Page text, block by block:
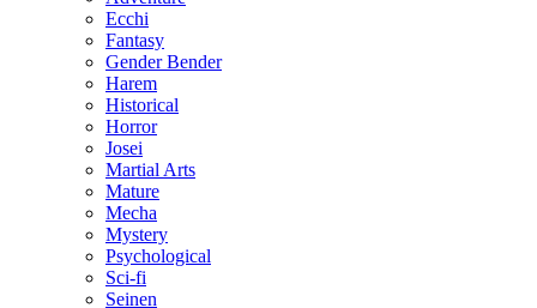
Ecchi
Fantasy
Gender Bender
Harem
Historical
Horror
Josei
Martial Arts
Mature
Mecha
Mystery
Psychological
Sci-fi
Seinen